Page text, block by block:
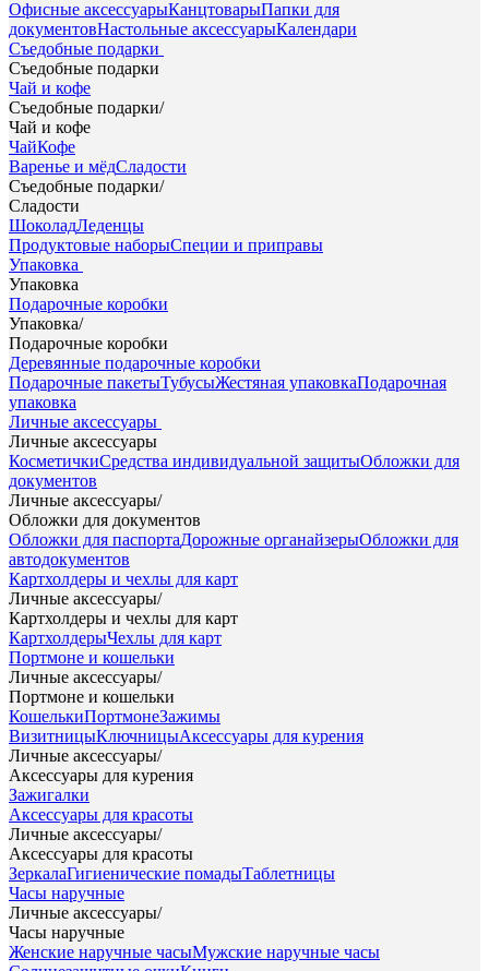
Офисные аксессуарыКанцтоварыПапки для
документовНастольные аксессуарыКалендари
Съедобные подарки
Съедобные подарки
Чай и кофе
Съедобные подарки/
Чай и кофе
ЧайКофе
Варенье и мёдСладости
Съедобные подарки/
Сладости
ШоколадЛеденцы
Продуктовые наборыСпеции и приправы
Упаковка
Упаковка
Подарочные коробки
Упаковка/
Подарочные коробки
Деревянные подарочные коробки
Подарочные пакетыТубусыЖестяная упаковкаПодарочная
упаковка
Личные аксессуары
Личные аксессуары
КосметичкиСредства индивидуальной защитыОбложки для
документов
Личные аксессуары/
Обложки для документов
Обложки для паспортаДорожные органайзерыОбложки для
автодокументов
Картхолдеры и чехлы для карт
Личные аксессуары/
Картхолдеры и чехлы для карт
КартхолдерыЧехлы для карт
Портмоне и кошельки
Личные аксессуары/
Портмоне и кошельки
КошелькиПортмонеЗажимы
ВизитницыКлючницыАксессуары для курения
Личные аксессуары/
Аксессуары для курения
Зажигалки
Аксессуары для красоты
Личные аксессуары/
Аксессуары для красоты
ЗеркалаГигиенические помадыТаблетницы
Часы наручные
Личные аксессуары/
Часы наручные
Женские наручные часыМужские наручные часы